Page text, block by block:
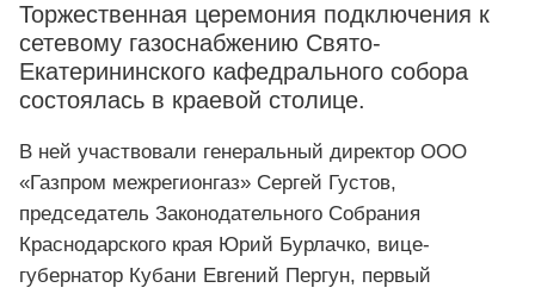
Торжественная церемония подключения к
сетевому газоснабжению Свято-
Екатерининского кафедрального собора
состоялась в краевой столице.
В ней участвовали генеральный директор ООО
«Газпром межрегионгаз» Сергей Густов,
председатель Законодательного Собрания
Краснодарского края Юрий Бурлачко, вице-
губернатор Кубани Евгений Пергун, первый